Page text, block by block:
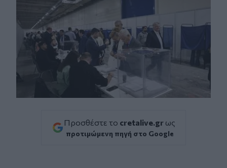
Προσθέστε το cretalive.gr ως
προτιμώμενη πηγή στο Google